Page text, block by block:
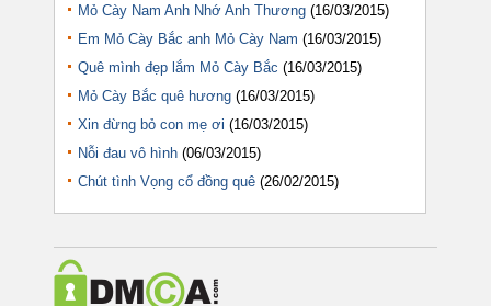
Mỏ Cày Nam Anh Nhớ Anh Thương (16/03/2015)
Em Mỏ Cày Bắc anh Mỏ Cày Nam (16/03/2015)
Quê mình đẹp lắm Mỏ Cày Bắc (16/03/2015)
Mỏ Cày Bắc quê hương (16/03/2015)
Xin đừng bỏ con mẹ ơi (16/03/2015)
Nỗi đau vô hình (06/03/2015)
Chút tình Vọng cổ đồng quê (26/02/2015)